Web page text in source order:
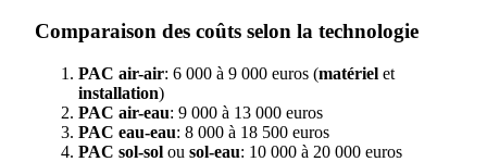
Comparaison des coûts selon la technologie
PAC air-air: 6 000 à 9 000 euros (matériel et
installation)
PAC air-eau: 9 000 à 13 000 euros
PAC eau-eau: 8 000 à 18 500 euros
PAC sol-sol ou sol-eau: 10 000 à 20 000 euros